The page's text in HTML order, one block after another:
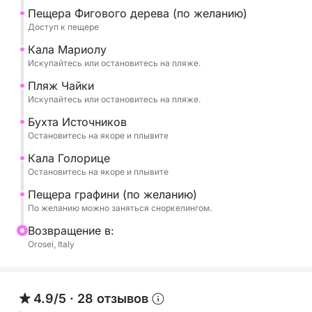
Кала Голорице, бесспорная жемчужина залива,
признана лучшим пляжем мира 2025 года.
Кала Бириала, уединенная и очень живописная
бухта.
Кала Делле Сордженти, с бирюзовыми водами и
сферическими мраморными камешками.
А также бассейны Венеры, Кала Сизине, Кала Зиу
Гротта Дел Фико (доступен пешком, по желанию)
Пещера Фигового дерева (по желанию)
Доступ к пещере
Кала Мариолу
Искупайтесь или остановитесь на пляже.
Пляж Чайки
Искупайтесь или остановитесь на пляже.
Бухта Источников
Остановитесь на якоре и плывите
Кала Голорице
Остановитесь на якоре и плывите
Пещера графини (по желанию)
По желанию можно заняться сноркелингом.
Bозвращение в:
Orosei, Italy
4.9/5 · 28 отзывов